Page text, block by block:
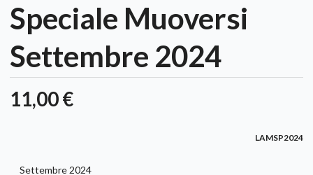
Speciale Muoversi
Settembre 2024
11,00 €
LAMSP2024
Settembre 2024